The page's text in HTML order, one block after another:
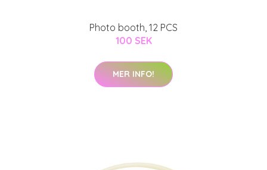
Photo booth, 12 PCS
100 SEK
MER INFO!